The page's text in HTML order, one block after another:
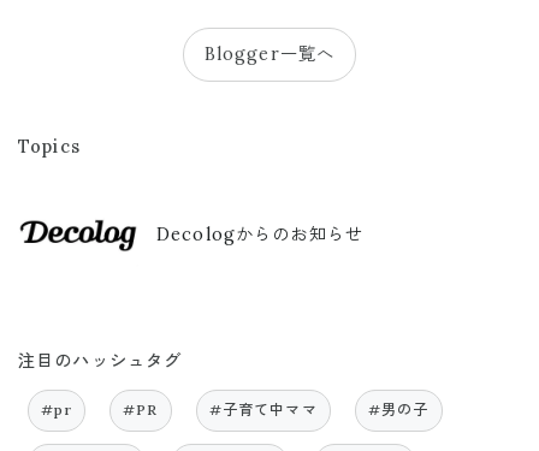
Blogger一覧へ
Topics
Decologからのお知らせ
注目のハッシュタグ
#pr #PR #子育て中ママ #男の子